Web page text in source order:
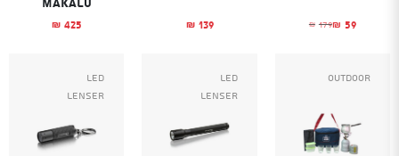
₪ 179
המחיר המקורי היה: ₪179.₪ 59 המחיר הנוכחי הוא: ₪59. ₪ 139
₪ 425
Outdoor
Led
Lenser
Led
Lenser